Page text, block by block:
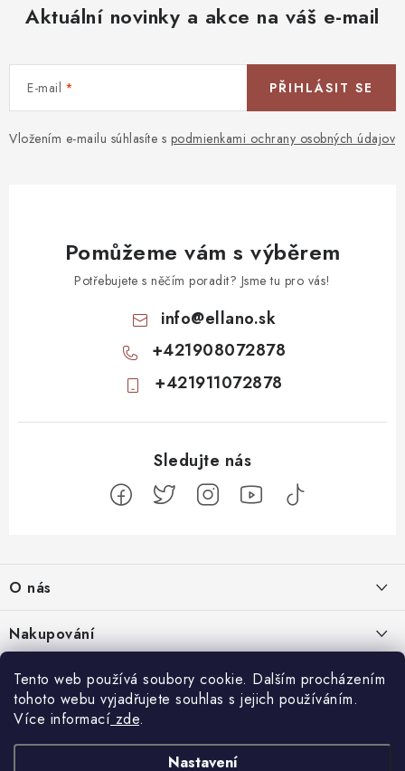
Tento web používá soubory cookie. Dalším procházením
tohoto webu vyjadřujete souhlas s jejich používáním.
Více informací zde.
Nastavení
Aktuální novinky a akce na váš e-mail
E-mail
Vložením e-mailu súhlasíte s podmienkami ochrany osobných údajov
PŘIHLÁSIT SE
Pomůžeme vám s výběrem
Potřebujete s něčím poradit? Jsme tu pro vás!
info@ellano.sk
+421908072878
+421911072878
p
a
t
O nás
Profil firmy
Produktové stránky
Nejčastejší otázky
Nakupování
Odstoupit od smlouvy
Obchodní podmínky
Blog
Nenápadný začátek, totální mindfuck na konci: 11 filmů, které vás
Facebook
Magazin Digitálně